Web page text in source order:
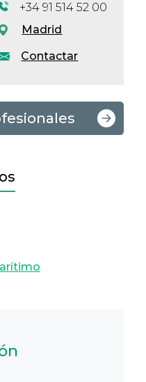
Contactar
+34 91 514 52 00
Madrid